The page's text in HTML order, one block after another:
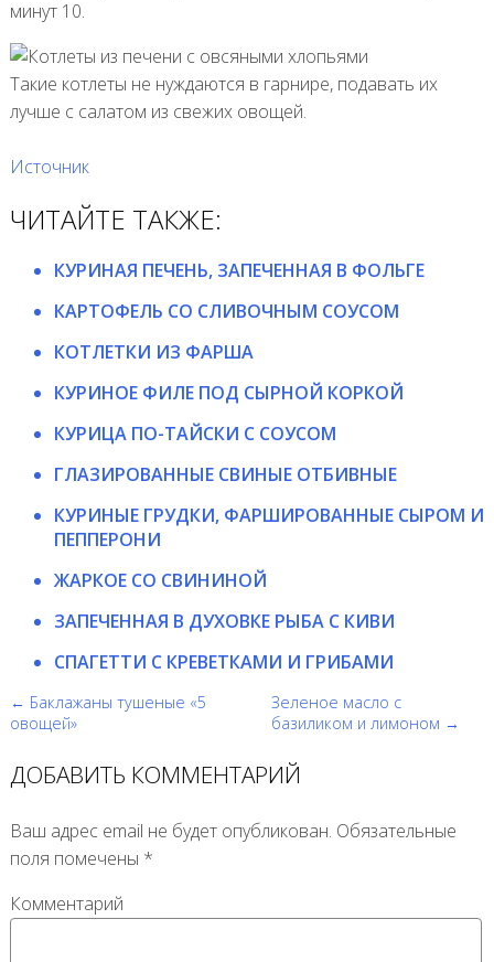
минут 10.
Такие котлеты не нуждаются в гарнире, подавать их
лучше с салатом из свежих овощей.
Источник
ЧИТАЙТЕ ТАКЖЕ:
КУРИНАЯ ПЕЧЕНЬ, ЗАПЕЧЕННАЯ В ФОЛЬГЕ
КАРТОФЕЛЬ СО СЛИВОЧНЫМ СОУСОМ
КОТЛЕТКИ ИЗ ФАРША
КУРИНОЕ ФИЛЕ ПОД СЫРНОЙ КОРКОЙ
КУРИЦА ПО-ТАЙСКИ С СОУСОМ
ГЛАЗИРОВАННЫЕ СВИНЫЕ ОТБИВНЫЕ
КУРИНЫЕ ГРУДКИ, ФАРШИРОВАННЫЕ СЫРОМ И
ПЕППЕРОНИ
ЖАРКОЕ СО СВИНИНОЙ
ЗАПЕЧЕННАЯ В ДУХОВКЕ РЫБА С КИВИ
СПАГЕТТИ С КРЕВЕТКАМИ И ГРИБАМИ
← Баклажаны тушеные «5
овощей»
Зеленое масло с
базиликом и лимоном →
ДОБАВИТЬ КОММЕНТАРИЙ
Ваш адрес email не будет опубликован. Обязательные
поля помечены *
Комментарий